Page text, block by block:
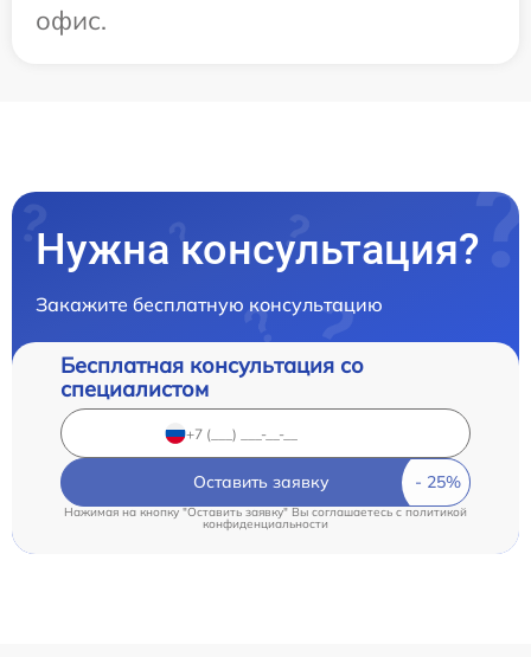
офис.
Нужна консультация?
Закажите бесплатную консультацию
Бесплатная консультация со
специалистом
Оставить заявку
Нажимая на кнопку "Оставить заявку" Вы соглашаетесь cполитикой
конфиденциальности